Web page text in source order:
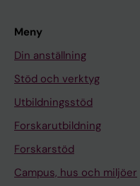
Meny
Din anställning
Stöd och verktyg
Utbildningsstöd
Forskarutbildning
Forskarstöd
Campus, hus och miljöer